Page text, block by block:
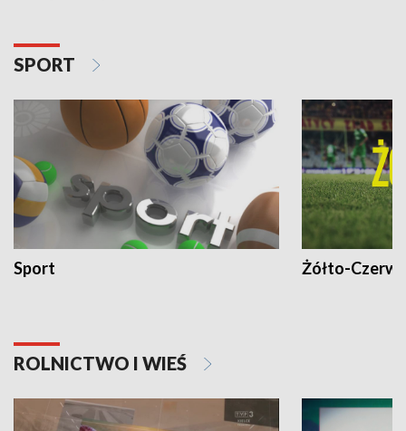
SPORT
Sport Żółto-
ROLNICTWO I WIEŚ